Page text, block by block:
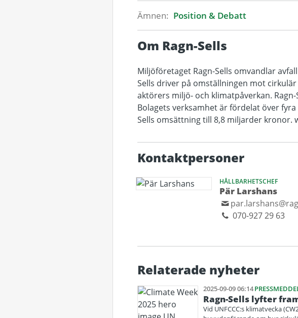
Ämnen: Position & Debatt
Om Ragn-Sells
Miljöföretaget Ragn-Sells omvandlar
Sells driver på omställningen mot
aktörers miljö- och klimatpåverkan.
Bolagets verksamhet är fördelat över
Sells omsättning till 8,8 miljarder kronor.
Kontaktpersoner
HÅLLBARHETSCHEF
Pär Larshans
070-927 29 63
Relaterade nyheter
2025-09-09 06:14
Ragn-Sells lyfter
Vid UNFCCC:s klimatvecka